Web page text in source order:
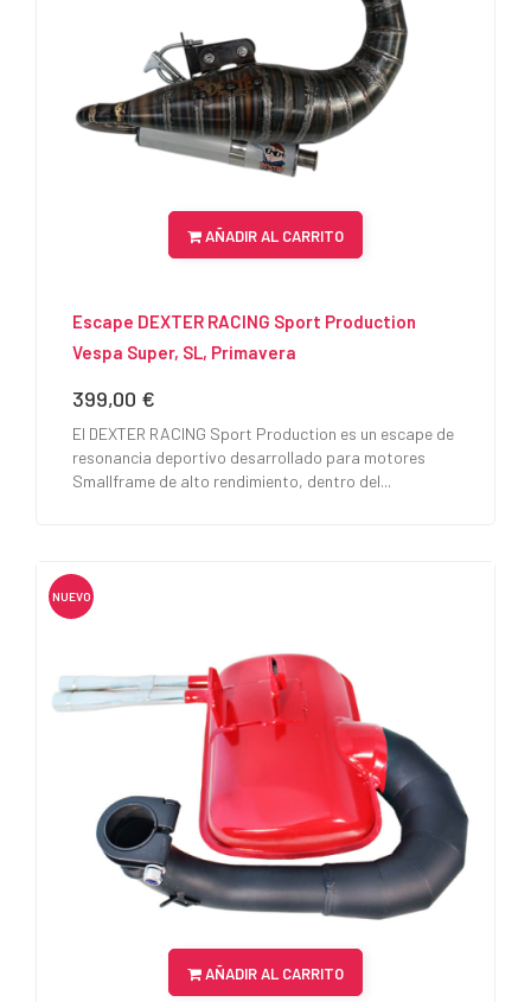
AÑADIR AL CARRITO
Escape DEXTER RACING Sport Production
Vespa Super, SL, Primavera
Precio
399,00 €
El DEXTER RACING Sport Production es un escape de
resonancia deportivo desarrollado para motores
Smallframe de alto rendimiento, dentro del...
NUEVO
AÑADIR AL CARRITO